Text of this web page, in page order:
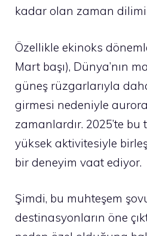
kadar olan zaman dilimi
Özellikle ekinoks
Mart başı), Dünya’nın
güneş rüzgarlarıyla
girmesi nedeniyle
zamanlardır. 2025’te
yüksek aktivitesiyle
bir deneyim vaat ediyor.
Şimdi, bu muhteşem
destinasyonların öne